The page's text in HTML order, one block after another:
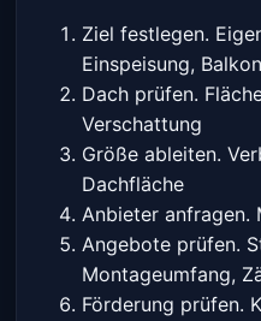
Ziel festlegen.
Einspeisung,
Dach prüfen.
Verschattung
Größe ableiten.
Dachfläche
Anbieter anfragen.
Angebote prüfen.
Montageumfang,
Förderung prüfen.